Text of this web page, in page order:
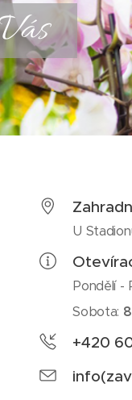
U
Pondělí -
Sobota:
+420